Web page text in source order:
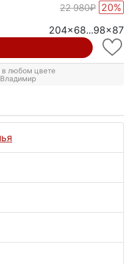
22 980₽ 20%
204x68...98x87
любом цвете